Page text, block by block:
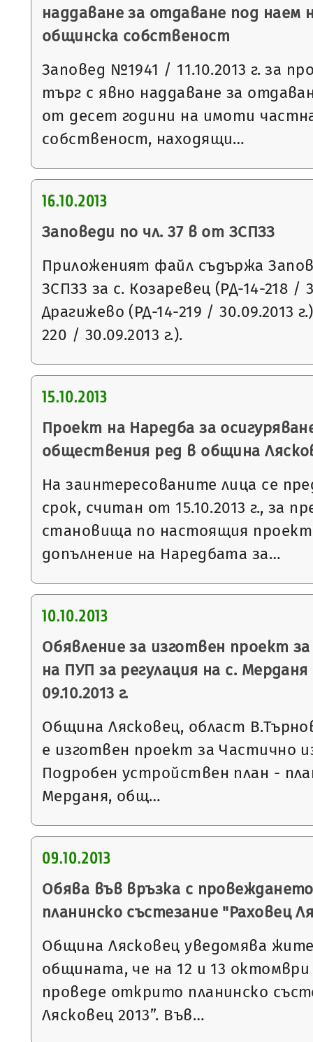
наддаване за отдаване под наем
общинска собственост
Заповед №1941 / 11.10.2013 г. за
търг с явно наддаване за
от десет години на имоти
собственост, находящи…
16.10.2013
Заповеди по чл. 37 в от ЗСПЗЗ
Приложеният файл съдържа
ЗСПЗЗ за с. Козаревец (РД-14-218 /
Драгижево (РД-14-219 / 30.09.2013
220 / 30.09.2013 г.).
15.10.2013
Проект на Наредба за
обществения ред в община
На заинтересованите лица се
срок, считан от 15.10.2013 г., за
становища по настоящия проект
допълнение на Наредбата за…
10.10.2013
Обявление за изготвен проект
на ПУП за регулация на с.
09.10.2013 г.
Община Лясковец, област
е изготвен проект за Частично
Подробен устройствен план -
Мерданя, общ…
09.10.2013
Обява във връзка с
планинско състезание "Раховец
Община Лясковец уведомява
общината, че на 12 и 13 октомври
проведе открито планинско
Лясковец 2013”. Във…